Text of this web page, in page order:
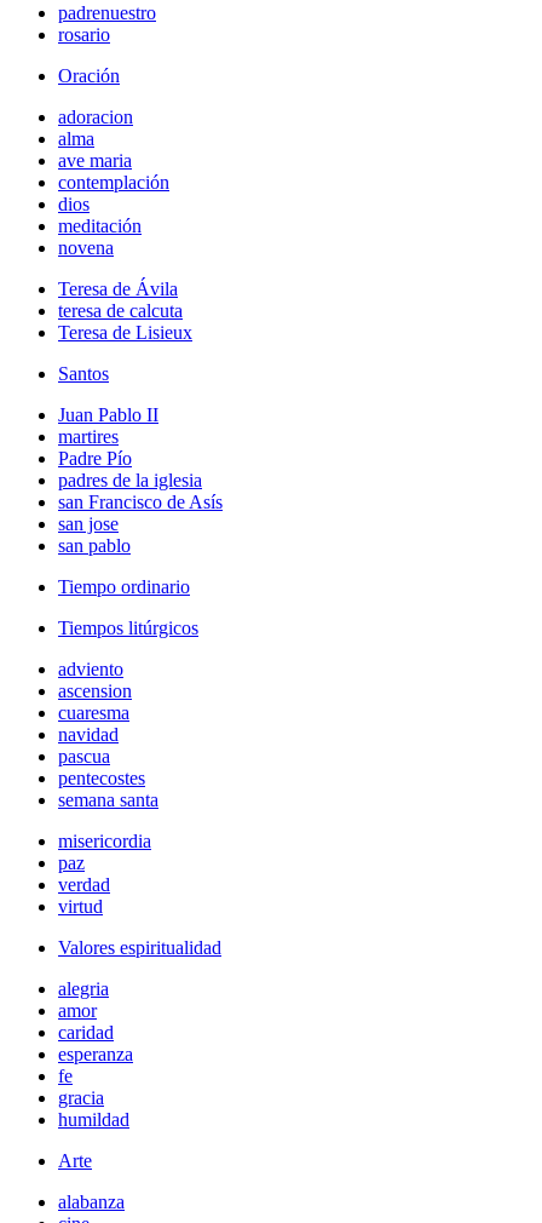
padrenuestro
rosario
Oración
adoracion
alma
ave maria
contemplación
dios
meditación
novena
Teresa de Ávila
teresa de calcuta
Teresa de Lisieux
Santos
Juan Pablo II
martires
Padre Pío
padres de la iglesia
san Francisco de Asís
san jose
san pablo
Tiempo ordinario
Tiempos litúrgicos
adviento
ascension
cuaresma
navidad
pascua
pentecostes
semana santa
misericordia
paz
verdad
virtud
Valores espiritualidad
alegria
amor
caridad
esperanza
fe
gracia
humildad
Arte
alabanza